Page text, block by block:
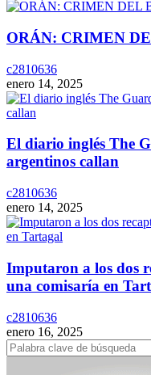
ORÁN: CRIMEN
c2810636
enero 14, 2025
El diario inglés The
argentinos callan
c2810636
enero 14, 2025
Imputaron a los dos
una comisaría en
c2810636
enero 16, 2025